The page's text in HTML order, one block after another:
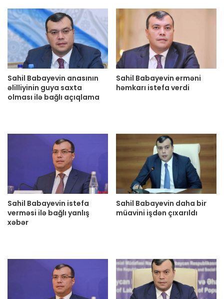
Sahil Babayevin anasının
əlilliyinin guya saxta
olması ilə bağlı açıqlama
Sahil Babayevin erməni
həmkarı istefa verdi
Sahil Babayevin istefa
verməsi ilə bağlı yanlış
xəbər
Sahil Babayevin daha bir
müavini işdən çıxarıldı